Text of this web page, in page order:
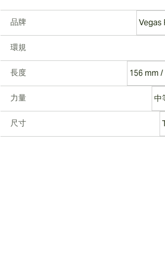
品牌 Vegas
環規
長度 156 mm
力量 中
尺寸